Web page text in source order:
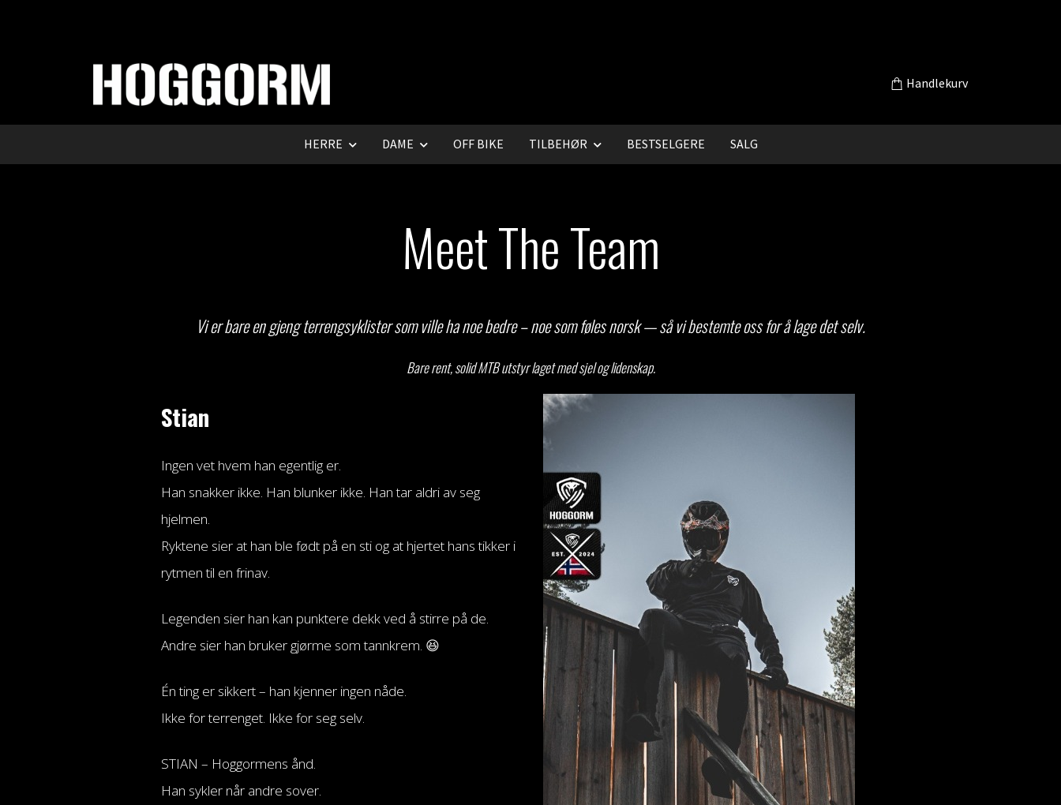
Handlekurv
HERRE DAME OFF BIKE TILBEHØR BESTSELGERE SALG
Meet The Team
Vi er bare en gjeng terrengsyklister som ville ha noe bedre – noe som føles norsk — så vi bestemte oss for å lage det selv.
Bare rent, solid MTB utstyr laget med sjel og lidenskap.
Stian
Ingen vet hvem han egentlig er.
Han snakker ikke. Han blunker ikke. Han tar aldri av seg
hjelmen.
Ryktene sier at han ble født på en sti og at hjertet hans tikker i
rytmen til en frinav.
Legenden sier han kan punktere dekk ved å stirre på de.
Andre sier han bruker gjørme som tannkrem. 😆
Én ting er sikkert – han kjenner ingen nåde.
Ikke for terrenget. Ikke for seg selv.
STIAN – Hoggormens ånd.
Han sykler når andre sover.